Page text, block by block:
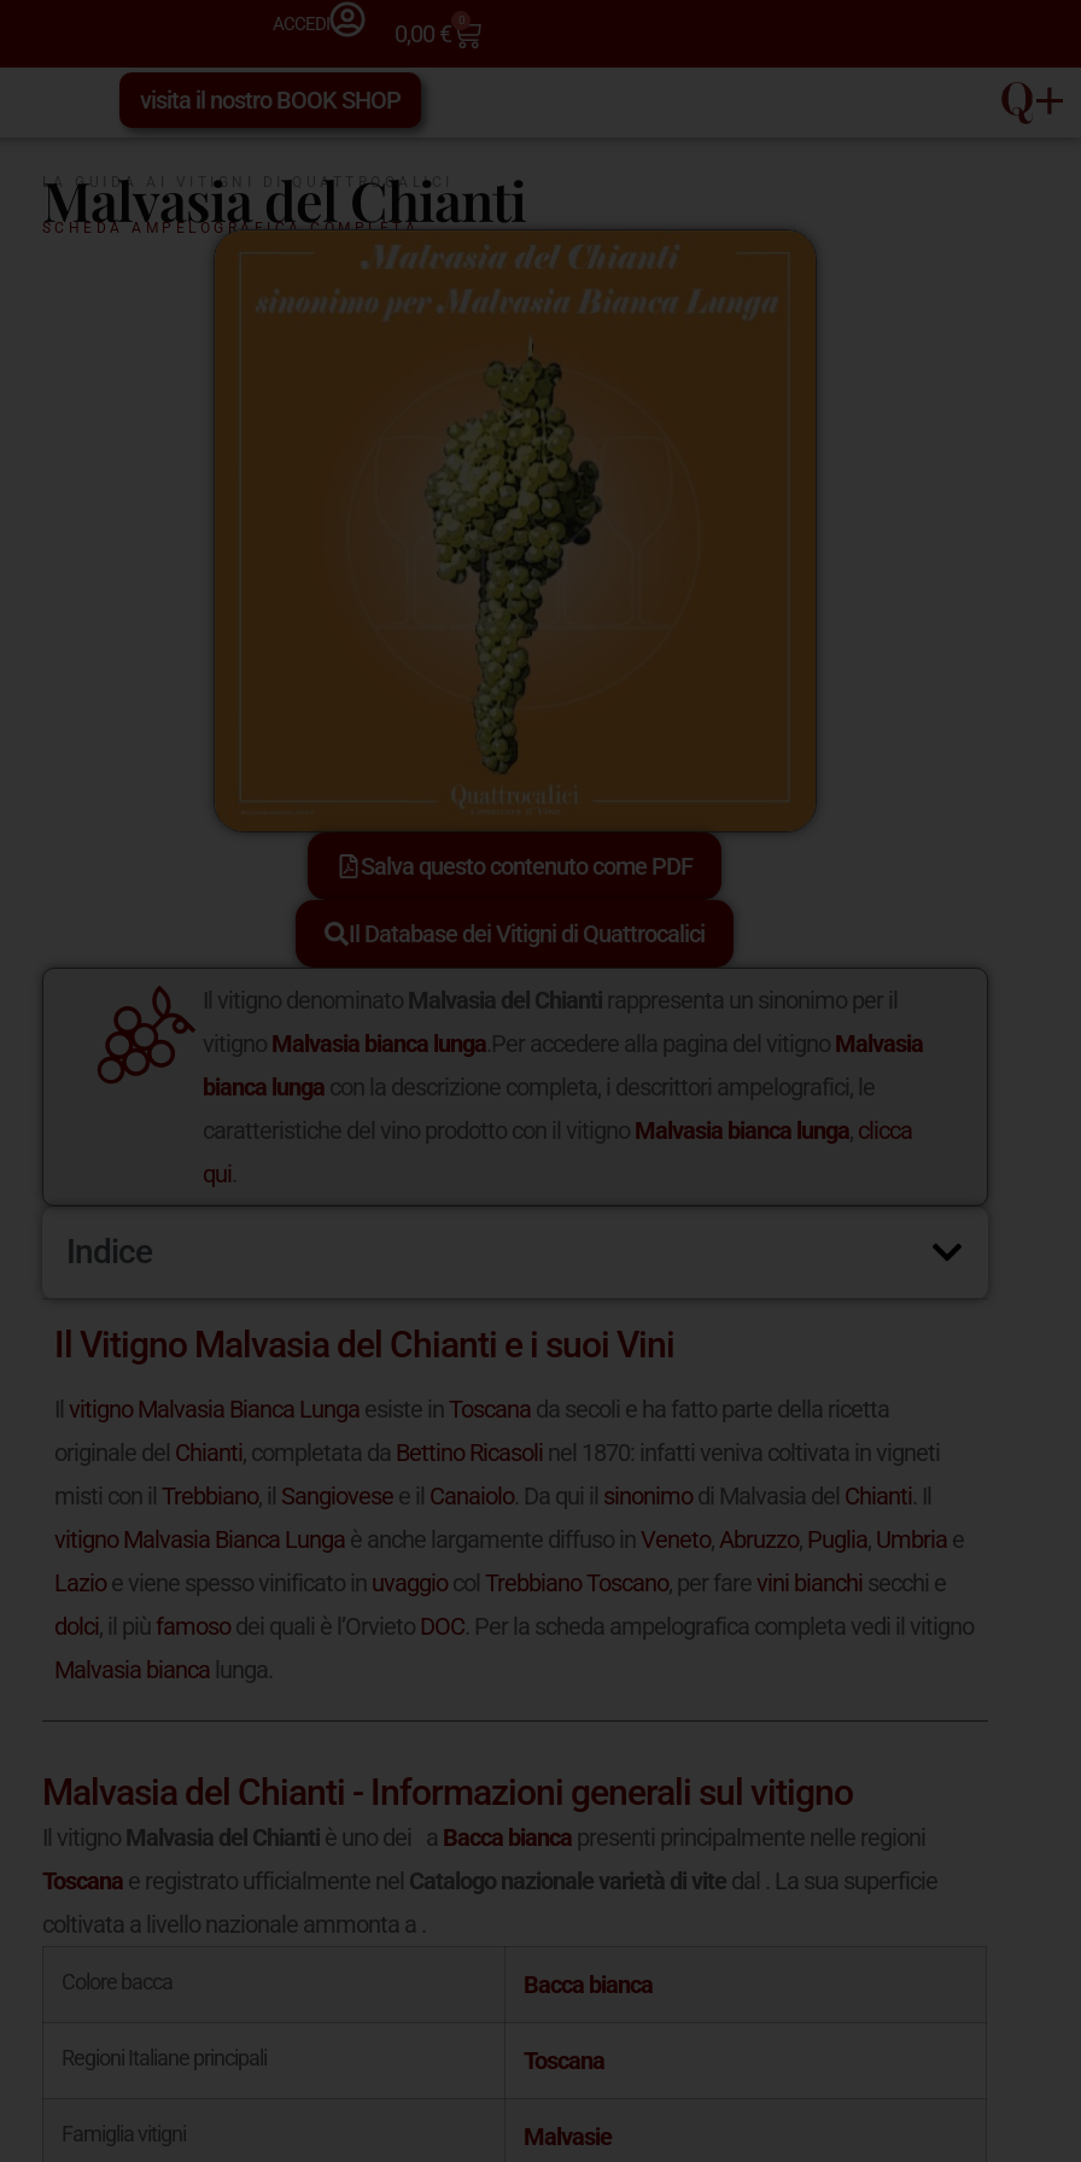
ACCEDI 0,00 € 0
visita il nostro BOOK SHOP
LA GUIDA AI VITIGNI DI QUATTROCALICI
Malvasia del Chianti
SCHEDA AMPELOGRAFICA COMPLETA
Salva questo contenuto come PDF
Il Database dei Vitigni di Quattrocalici
Il vitigno denominato Malvasia del Chianti rappresenta un sinonimo per il
vitigno Malvasia bianca lunga.Per accedere alla pagina del vitigno Malvasia
bianca lunga con la descrizione completa, i descrittori ampelografici, le
caratteristiche del vino prodotto con il vitigno Malvasia bianca lunga, clicca
qui.
Indice
Il Vitigno Malvasia del Chianti e i suoi Vini
Il vitigno Malvasia Bianca Lungaesiste in Toscanada secoli e ha fatto parte della ricetta
originale del Chianti, completata da Bettino Ricasoli nel 1870: infatti veniva coltivata in vigneti
misti con il Trebbiano, il Sangiovesee il Canaiolo. Da qui il sinonimodi Malvasia del Chianti. Il
vitigno Malvasia Bianca Lungaè anche largamente diffuso in Veneto, Abruzzo, Puglia, Umbriae
Lazioe viene spesso vinificato in uvaggiocol Trebbiano Toscano, per farevini bianchi secchi e
dolci, il più famosodei quali è l’Orvieto DOC. Per la scheda ampelografica completa vedi il vitigno
Malvasia biancalunga.
Malvasia del Chianti - Informazioni generali sul vitigno
Il vitigno Malvasia del Chianti è uno dei a Bacca biancapresenti principalmente nelle regioni
Toscanae registrato ufficialmente nel Catalogo nazionale varietà di vitedal . La sua superficie
coltivata a livello nazionale ammonta a .
Colore bacca Bacca bianca
Regioni Italiane principali Toscana
Famiglia vitigni Malvasie